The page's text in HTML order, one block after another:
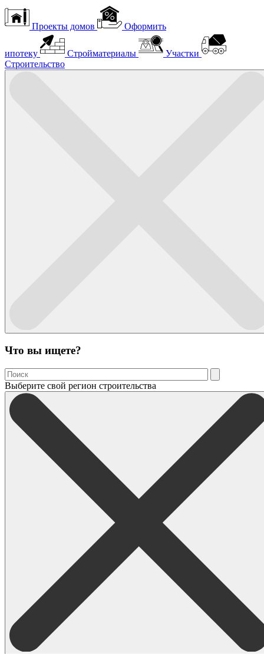
Проекты домов Оформить
ипотеку Стройматериалы
Участки
Строительство
Что вы ищете?
Выберите свой регион строительства